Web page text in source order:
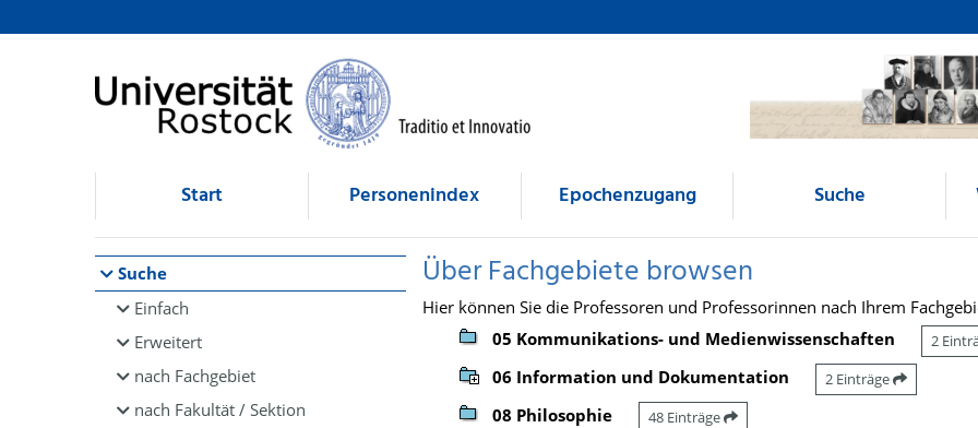
Browsen
direkt zum Inhalt
Start Personenindex Epochenzugang Suche
Suche
Einfach
Erweitert
nach Fachgebiet
nach Fakultät / Sektion
Über Fachgebiete browsen
Hier können Sie die Professoren und Professorinnen nach Ihrem
05 Kommunikations- und Medienwissenschaften
2
06 Information und Dokumentation 2 Einträge
08 Philosophie 48 Einträge